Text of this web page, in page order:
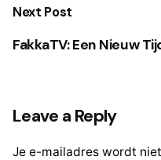
Next Post
FakkaTV: Een Nieuw
Leave a Reply
Je e-mailadres wordt